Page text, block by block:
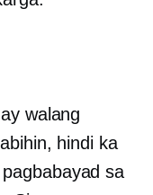
walang
hindi ka
sa